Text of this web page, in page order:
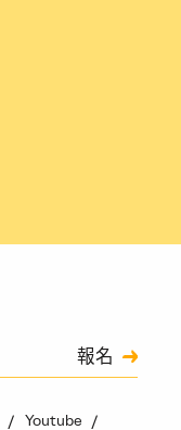
報名
Youtube